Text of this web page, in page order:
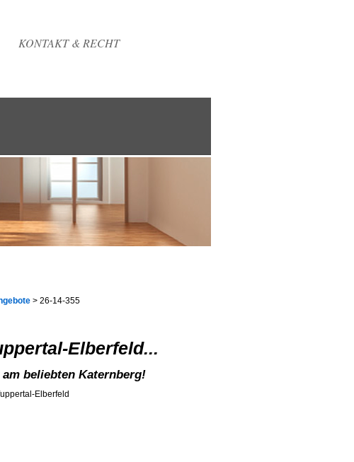
KONTAKT & RECHT
> 26-14-355
Elberfeld...
beliebten Katernberg!